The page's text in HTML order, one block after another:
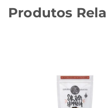
Produtos